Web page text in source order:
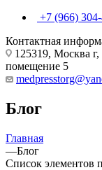
+7 (966)
Контактная
125319, Москва
помещение 5
Блог
Главная
—Блог
Список элементов